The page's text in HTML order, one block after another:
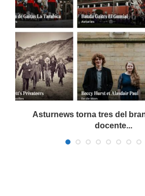
Asturnews torna tres del
docente...